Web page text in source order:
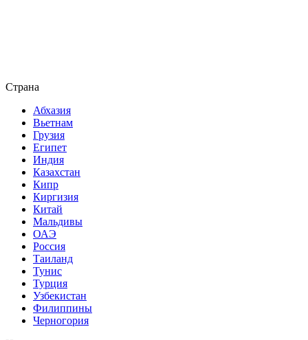
Страна
Абхазия
Вьетнам
Грузия
Египет
Индия
Казахстан
Кипр
Киргизия
Китай
Мальдивы
ОАЭ
Россия
Таиланд
Тунис
Турция
Узбекистан
Филиппины
Черногория